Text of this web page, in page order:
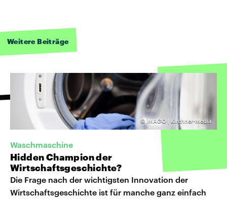
Weitere Beiträge
©IMAGO | Kirchner-Media
Waschmaschine
Hidden Champion der
Wirtschaftsgeschichte?
Die Frage nach der wichtigsten Innovation der
Wirtschaftsgeschichte ist für manche ganz einfach